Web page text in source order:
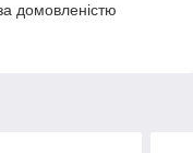
домовленістю